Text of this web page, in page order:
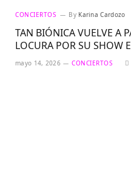
CONCIERTOS By Karina Cardozo
TAN BIÓNICA VUELVE A
LOCURA POR SU SHOW
mayo 14, 2026 CONCIERTOS